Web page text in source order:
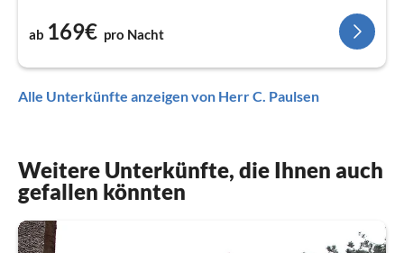
ab 169€ pro Nacht
Alle Unterkünfte anzeigen von Herr C. Paulsen
Weitere Unterkünfte, die Ihnen auch
gefallen könnten